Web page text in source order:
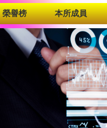
榮譽榜 本所成員